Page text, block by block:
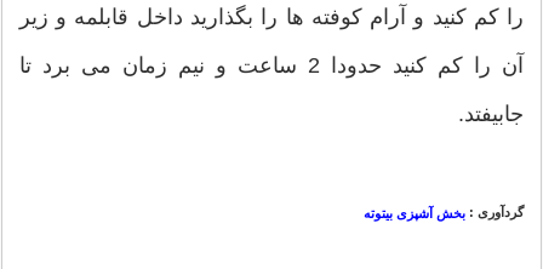
را کم کنید و آرام کوفته ها را بگذارید داخل قابلمه و زیر
آن را کم کنید حدودا 2 ساعت و نیم زمان می برد تا
جابیفتد.
گردآوری : بخش آشپزی بیتوته